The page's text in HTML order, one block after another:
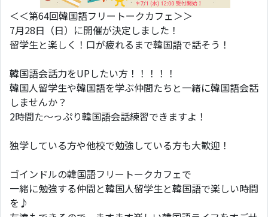
＜＜第64回韓国語フリートークカフェ＞＞
7月28日（日）に開催が決定しました！
留学生と楽しく！口が疲れるまで韓国語で話そう！
韓国語会話力をUPしたい方！！！！！
韓国人留学生や韓国語を学ぶ仲間たちと一緒に韓国語会話
しませんか？
2時間た～っぷり韓国語会話練習できますよ！
独学している方や他校で勉強している方も大歓迎！
ゴインドルの韓国語フリートークカフェで
一緒に勉強する仲間と韓国人留学生と韓国語で楽しい時間
を♪